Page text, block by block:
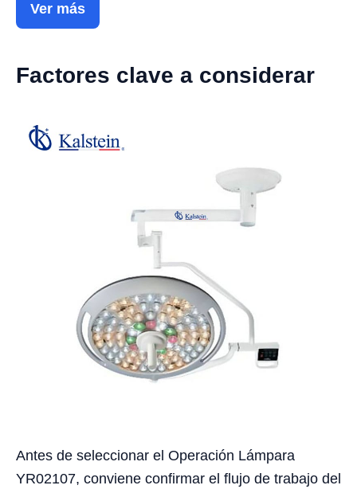
Ver más
Factores clave a considerar
Antes de seleccionar el Operación Lámpara
YR02107, conviene confirmar el flujo de trabajo del